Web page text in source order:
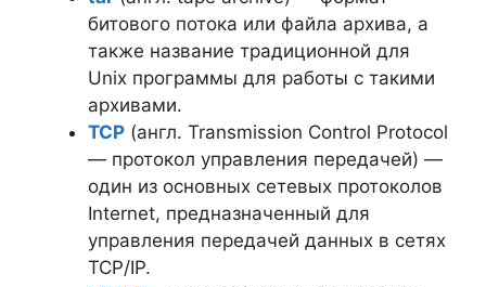
битового потока или файла архива, а
также название традиционной для
Unix программы для работы с такими
архивами.
TCP (англ. Transmission Control Protocol
— протокол управления передачей) —
один из основных сетевых протоколов
Internet, предназначенный для
управления передачей данных в сетях
TCP/IP.